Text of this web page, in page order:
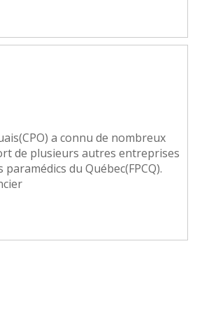
a connu de nombreux
de plusieurs autres entreprises
du Québec(FPCQ).